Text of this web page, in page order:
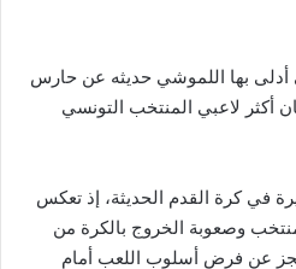
أدلى بها اللموشي حديثه عن حارس
أكثر لاعبي المنتخب التونسي
في كرة القدم الحديثة، إذ تعكس
وصعوبة الخروج بالكرة من
عن فرض أسلوب اللعب أمام